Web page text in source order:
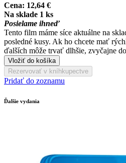
Cena: 12,64 €
Na sklade 1 ks
Posielame ihneď
Tento film máme síce aktuálne na
posledné kusy. Ak ho chcete mať
ďalších môže trvať dlhšie, zvyčajne
Vložiť do košíka
Rezervovať v kníhkupectve
Pridať do zoznamu
Ďalšie vydania